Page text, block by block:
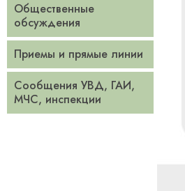
Общественные
обсуждения
Приемы и прямые линии
Сообщения УВД, ГАИ,
МЧС, инспекции